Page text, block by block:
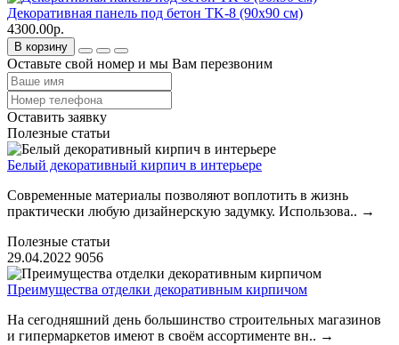
Декоративная панель под бетон TK-8 (90х90 см)
4300.00р.
В корзину
Оставьте свой номер и мы Вам перезвоним
Оставить заявку
Полезные статьи
Белый декоративный кирпич в интерьере
Современные материалы позволяют воплотить в жизнь
практически любую дизайнерскую задумку. Использова.. →
Полезные статьи
29.04.2022 9056
Преимущества отделки декоративным кирпичом
На сегодняшний день большинство строительных магазинов
и гипермаркетов имеют в своём ассортименте вн.. →